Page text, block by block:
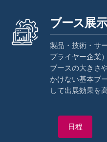
ブース展示
製品・技術・サ
プライヤー企業）
ブースの大きさ
かけない基本ブ
して出展効果を
日程